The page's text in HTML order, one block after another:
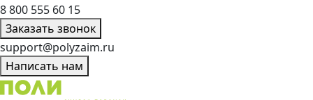
8 800 555 60 15
Заказать звонок
support@polyzaim.ru
Написать нам